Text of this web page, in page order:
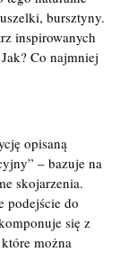
bursztyny.
inspirowanych
Co najmniej
opisaną
– bazuje na
skojarzenia.
podejście do
się z
można